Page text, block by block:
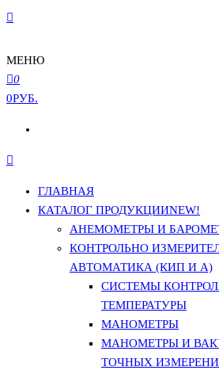
МЕНЮ
0
0РУБ.
ГЛАВНАЯ
КАТАЛОГ ПРОДУКЦИИNEW!
АНЕМОМЕТРЫ И
КОНТРОЛЬНО
АВТОМАТИКА (КИП И А)
СИСТЕМЫ
ТЕМПЕРАТУРЫ
МАНОМЕТРЫ
МАНОМЕТРЫ И
ТОЧНЫХ